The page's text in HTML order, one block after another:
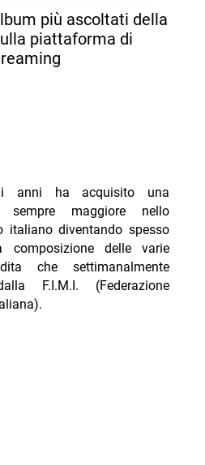
più ascoltati della
piattaforma di
anni ha acquisito una
maggiore nello
italiano diventando spesso
composizione delle varie
che settimanalmente
F.I.M.I. (Federazione